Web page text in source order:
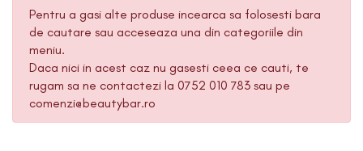
Pentru a gasi alte produse incearca sa folosesti bara
de cautare sau acceseaza una din categoriile din
meniu.
Daca nici in acest caz nu gasesti ceea ce cauti, te
rugam sa ne contactezi la 0752 010 783 sau pe
comenzi@beautybar.ro